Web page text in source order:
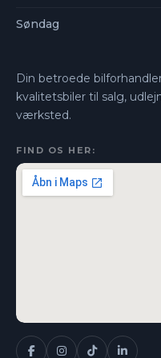
Søndag
Din betroede
kvalitetsbiler til salg,
værksted.
FIND OS HER: